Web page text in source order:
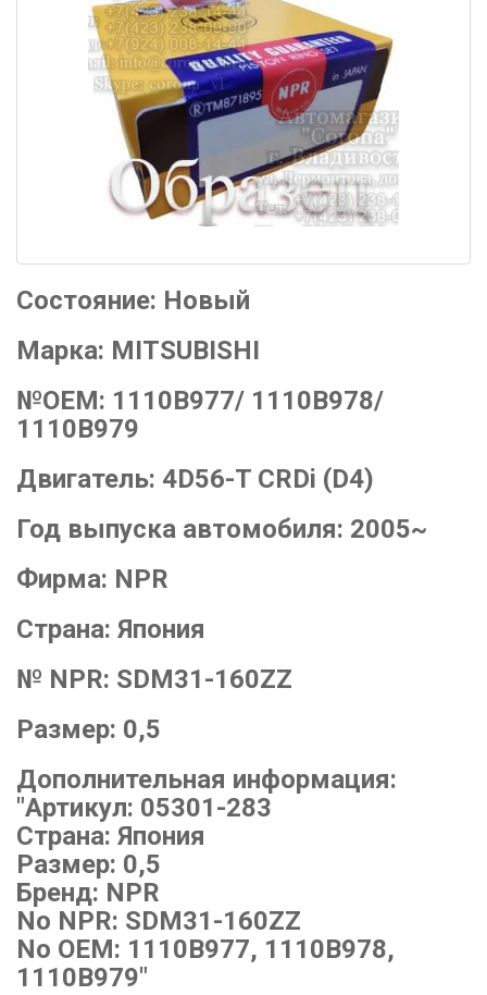
Состояние: Новый
Марка: MITSUBISHI
№OEM: 1110B977/ 1110B978/
1110B979
Двигатель: 4D56-T CRDi (D4)
Год выпуска автомобиля: 2005~
Фирма: NPR
Страна: Япония
№ NPR: SDM31-160ZZ
Размер: 0,5
Дополнительная информация:
"Артикул: 05301-283
Страна: Япония
Размер: 0,5
Бренд: NPR
No NPR: SDM31-160ZZ
No OEM: 1110B977, 1110B978,
1110B979"